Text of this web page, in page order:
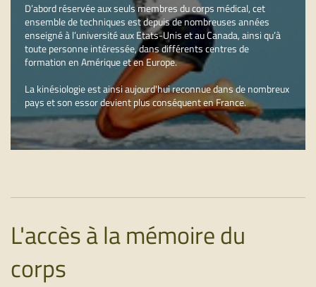
D’abord réservée aux seuls membres du corps médical, cet
ensemble de techniques est depuis de nombreuses années
enseigné à l’université aux Etats-Unis et au Canada, ainsi qu’à
toute personne intéressée, dans différents centres de
formation en Amérique et en Europe.
La kinésiologie est ainsi aujourd'hui reconnue dans de nombreux
pays et son essor devient plus conséquent en France.
L'accès à la mémoire du
corps